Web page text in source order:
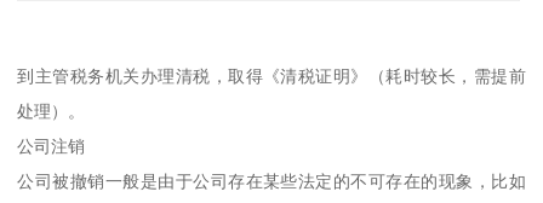
到主管税务机关办理清税，取得《清税证明》（耗时较长，需提前
处理）。
公司注销
公司被撤销一般是由于公司存在某些法定的不可存在的现象，比如